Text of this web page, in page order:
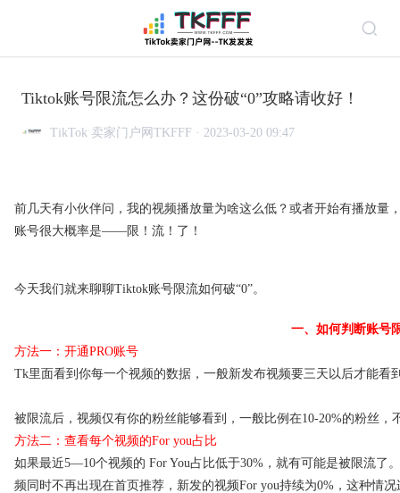
Tiktok账号限流怎么办？这份破“0”攻略请收好！
TikTok 卖家门户网TKFFF · 2023-03-20 09:47
前几天有小伙伴问，我的视频播放量为啥这么低？或者开始有播放
账号很大概率是——限！流！了！
今天我们就来聊聊Tiktok账号限流如何破“0”。
一、如何判断账号
方法一：开通PRO账号
Tk里面看到你每一个视频的数据，一般新发布视频要三天以后才能看
被限流后，视频仅有你的粉丝能够看到，一般比例在10-20%的粉丝
方法二：查看每个视频的For you占比
如果最近5—10个视频的 For You占比低于30%，就有可能是被限流了
频同时不再出现在首页推荐，新发的视频For you持续为0%，这种情